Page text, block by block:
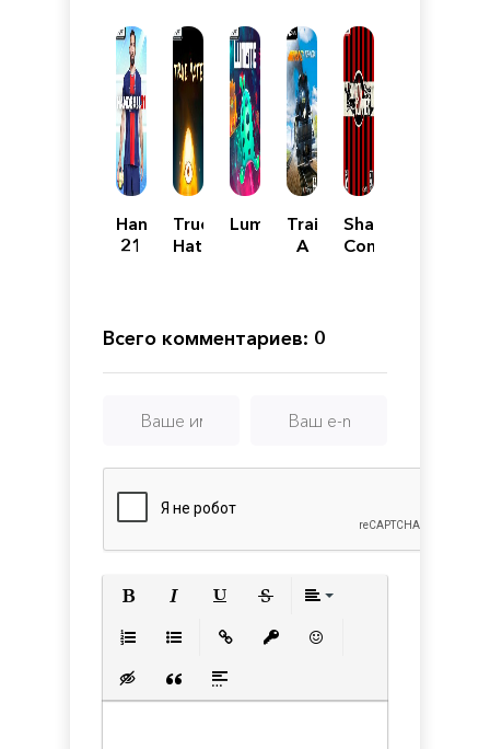
Handball
21
True
Hate
LumoteTrainz:
A
Shadow
Complex
Всего комментариев: 0
Вставка скрытого текста
Вставка цитаты
Вставка спойлера